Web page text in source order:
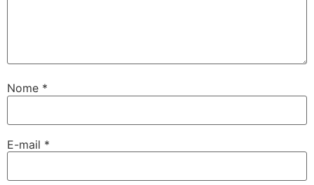
Nome *
E-mail *